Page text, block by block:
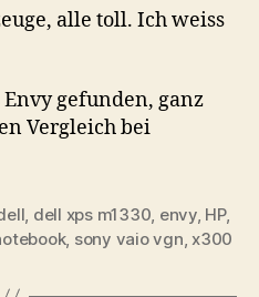
alle toll. Ich weiss
Envy gefunden, ganz
Vergleich bei
, dell xps m1330, envy, HP,
, sony vaio vgn, x300